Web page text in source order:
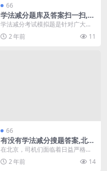
66
学法减分题库及答案扫一扫,学
法减分考试模拟题(学法减分答
题神器一扫就出答案app)
学法减分考试模拟题是针对广大驾
驶员和考生设计的一项重要考核工
具，旨在帮助他们更好...
2 年前 11
66
有没有学法减分搜题答案,北京
司机可网上 学法减分(学法减
分北京开通了吗)
在北京，司机们面临着日益严格的
交通管理和罚款政策。为了促进良
好的驾驶行为，政府推...
2 年前 14